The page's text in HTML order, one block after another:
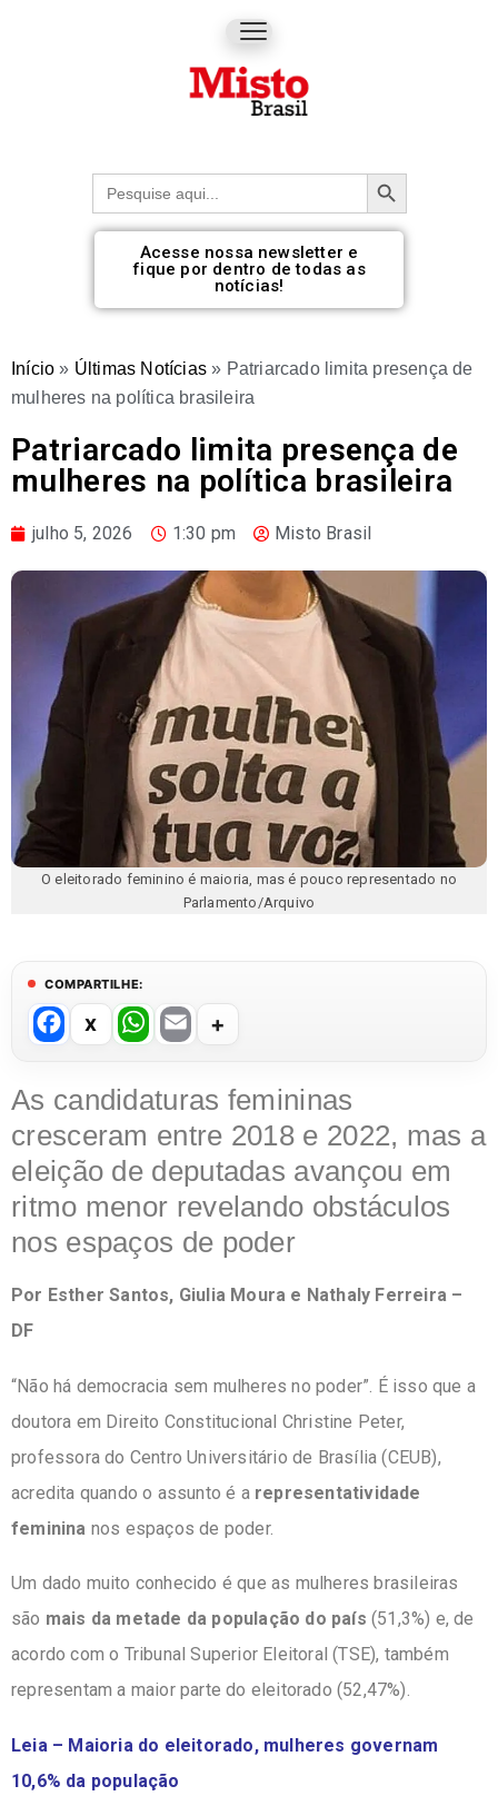
Procurar: Botão de pesquisa
Acesse nossa newsletter e
fique por dentro de todas as
notícias!
Início » Últimas Notícias » Patriarcado limita presença de
mulheres na política brasileira
Patriarcado limita presença de
mulheres na política brasileira
julho 5, 2026 1:30 pm Misto Brasil
O eleitorado feminino é maioria, mas é pouco representado no
Parlamento/Arquivo
COMPARTILHE:
F
c
e
b
o
o
W
at
s
A
p
p
E
ail
As candidaturas femininas
cresceram entre 2018 e 2022, mas a
eleição de deputadas avançou em
ritmo menor revelando obstáculos
nos espaços de poder
Por Esther Santos, Giulia Moura e Nathaly Ferreira –
DF
“Não há democracia sem mulheres no poder”. É isso que a
doutora em Direito Constitucional Christine Peter,
professora do Centro Universitário de Brasília (CEUB),
acredita quando o assunto é a representatividade
feminina nos espaços de poder.
Um dado muito conhecido é que as mulheres brasileiras
são mais da metade da população do país (51,3%) e, de
acordo com o Tribunal Superior Eleitoral (TSE), também
representam a maior parte do eleitorado (52,47%).
Leia – Maioria do eleitorado, mulheres governam
10,6% da população